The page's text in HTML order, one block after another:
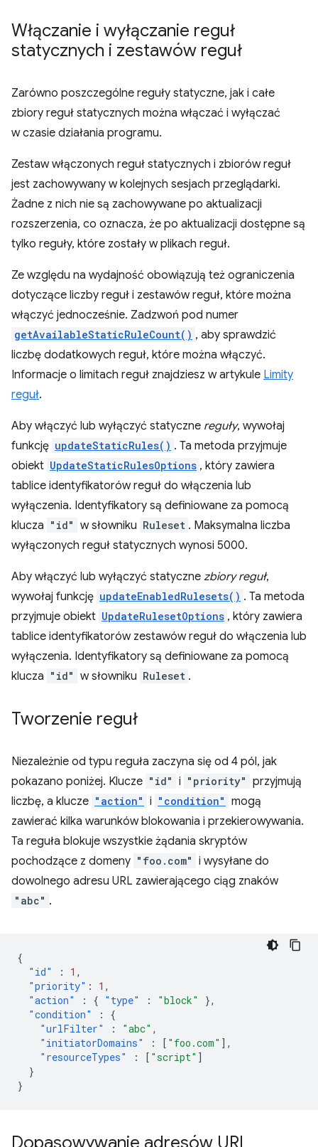
Włączanie i wyłączanie reguł
statycznych i zestawów reguł
Zarówno poszczególne reguły statyczne, jak i całe
zbiory reguł statycznych można włączać i wyłączać
w czasie działania programu.
Zestaw włączonych reguł statycznych i zbiorów reguł
jest zachowywany w kolejnych sesjach przeglądarki.
Żadne z nich nie są zachowywane po aktualizacji
rozszerzenia, co oznacza, że po aktualizacji dostępne są
tylko reguły, które zostały w plikach reguł.
Ze względu na wydajność obowiązują też ograniczenia
dotyczące liczby reguł i zestawów reguł, które można
włączyć jednocześnie. Zadzwoń pod numer
getAvailableStaticRuleCount() , aby sprawdzić
liczbę dodatkowych reguł, które można włączyć.
Informacje o limitach reguł znajdziesz w artykule Limity
reguł.
Aby włączyć lub wyłączyć statyczne reguły, wywołaj
funkcję updateStaticRules() . Ta metoda przyjmuje
obiekt UpdateStaticRulesOptions , który zawiera
tablice identyfikatorów reguł do włączenia lub
wyłączenia. Identyfikatory są definiowane za pomocą
klucza "id" w słowniku Ruleset . Maksymalna liczba
wyłączonych reguł statycznych wynosi 5000.
Aby włączyć lub wyłączyć statyczne zbiory reguł,
wywołaj funkcję updateEnabledRulesets() . Ta metoda
przyjmuje obiekt UpdateRulesetOptions , który zawiera
tablice identyfikatorów zestawów reguł do włączenia lub
wyłączenia. Identyfikatory są definiowane za pomocą
klucza "id" w słowniku Ruleset .
Tworzenie reguł
Niezależnie od typu reguła zaczyna się od 4 pól, jak
pokazano poniżej. Klucze "id" i "priority" przyjmują
liczbę, a klucze "action" i "condition" mogą
zawierać kilka warunków blokowania i przekierowywania.
Ta reguła blokuje wszystkie żądania skryptów
pochodzące z domeny "foo.com" i wysyłane do
dowolnego adresu URL zawierającego ciąg znaków
"abc" .
{
"id"
: 1 ,
"priority" : 1 ,
"action"
: { "type" : "block"
},
"condition"
:
{
"urlFilter"
: "abc" ,
"initiatorDomains"
: [ "foo.com" ],
"resourceTypes"
: [ "script" ]
}
}
Dopasowywanie adresów URL